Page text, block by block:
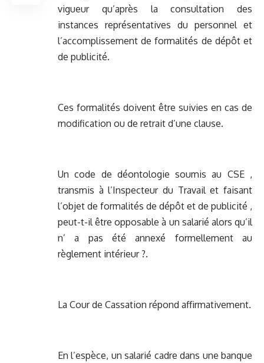
vigueur qu’après la consultation des
instances représentatives du personnel et
l’accomplissement de formalités de dépôt et
de publicité.
Ces formalités doivent être suivies en cas de
modification ou de retrait d’une clause.
Un code de déontologie soumis au CSE ,
transmis à l’Inspecteur du Travail et faisant
l’objet de formalités de dépôt et de publicité ,
peut-t-il être opposable à un salarié alors qu’il
n’ a pas été annexé formellement au
règlement intérieur ?.
La Cour de Cassation répond affirmativement.
En l’espèce, un salarié cadre dans une banque